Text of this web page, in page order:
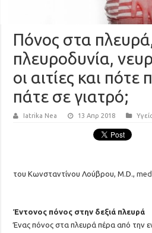
Πόνος στα
πλευροδυνία,
οι αιτίες και πότε
πάτε σε γιατρό;
Iatrika Nea 13 Απρ 2018
του Κωνσταντίνου Λούβρου, M.D.,
Έντονος πόνος στην δεξιά πλευρά
Ένας πόνος στα πλευρά πέρα από την